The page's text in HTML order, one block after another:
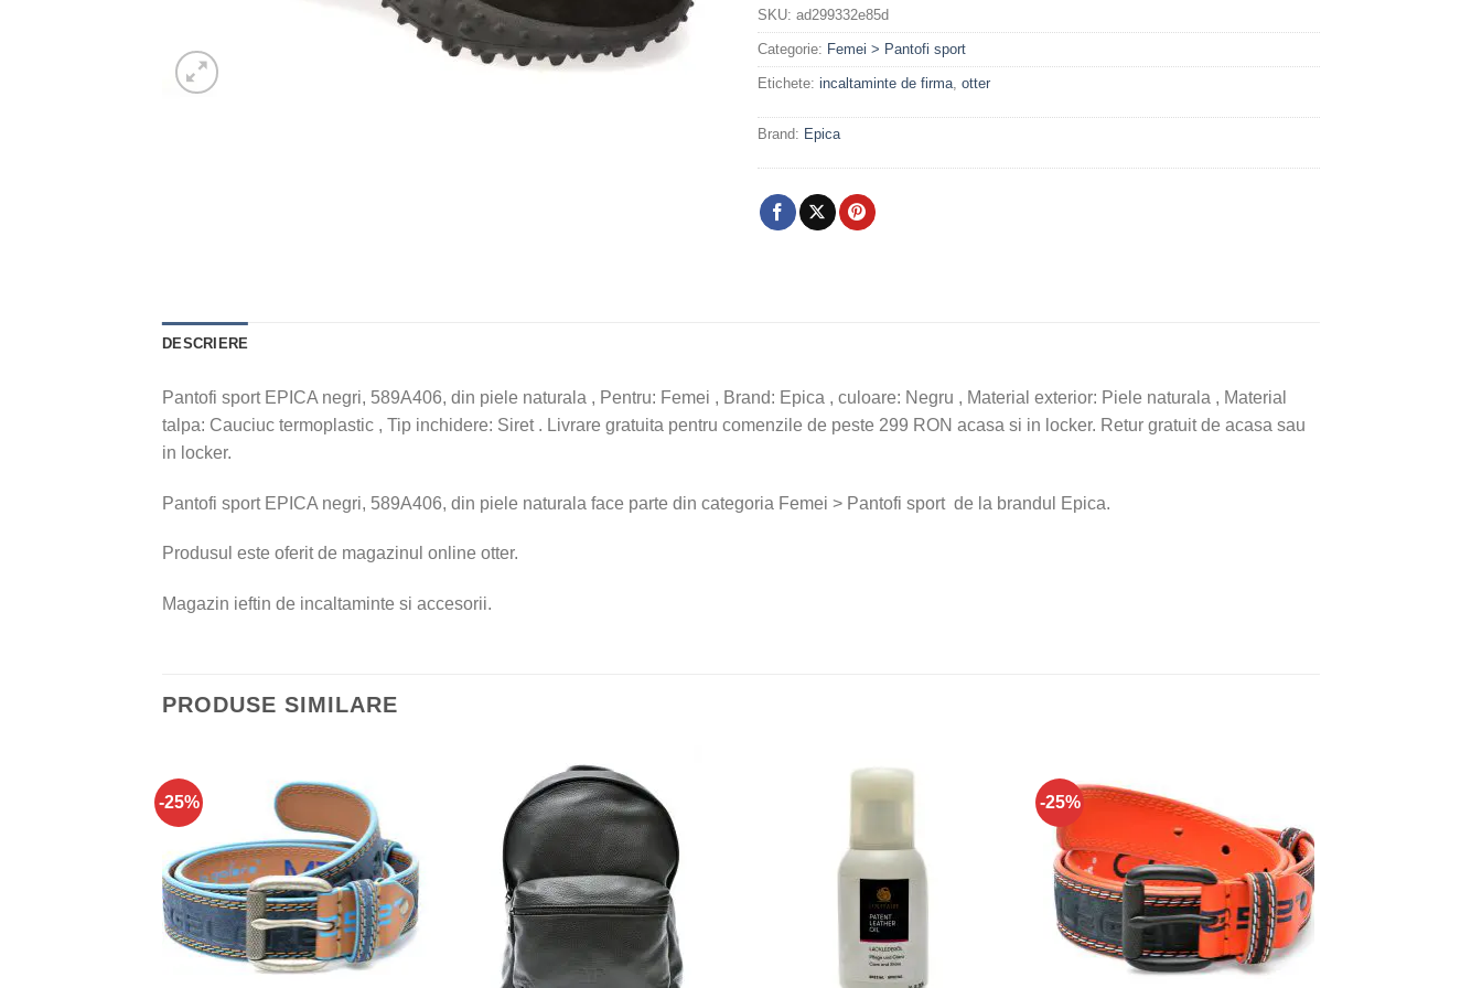
SKU: ad299332e85d
Categorie: Femei > Pantofi sport
Etichete: incaltaminte de firma otter
Brand: Epica
DESCRIERE
Pantofi sport EPICA negri, 589A406, din piele naturala , Pentru: Femei , Brand: Epica , culoare: Negru , Material exterior: Piele naturala , Material
talpa: Cauciuc termoplastic , Tip inchidere: Siret . Livrare gratuita pentru comenzile de peste 299 RON acasa si in locker. Retur gratuit de acasa sau
in locker.
Pantofi sport EPICA negri, 589A406, din piele naturala face parte din categoria Femei > Pantofi sport de la brandul Epica.
Produsul este oferit de magazinul online otter.
Magazin ieftin de incaltaminte si accesorii.
PRODUSE SIMILARE
-25% -25%